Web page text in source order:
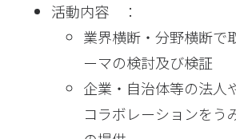
活動内容 ：
業界横断・分野横断で
ーマの検討及び検証
企業・自治体等の法人
コラボレーションをう